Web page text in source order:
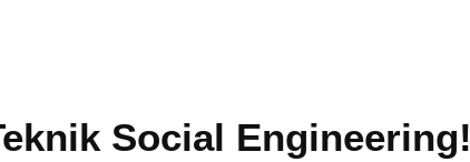
Social Engineering!